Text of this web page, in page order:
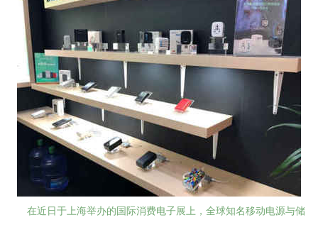
在近日于上海举办的国际消费电子展上，全球知名移动电源与储